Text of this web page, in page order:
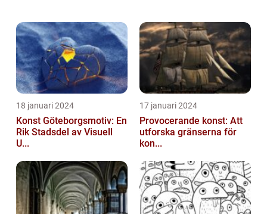
kommer vi att utforska och ge en grundlig
öv...
18 januari 2024
Konst Göteborgsmotiv: En
Rik Stadsdel av Visuell
U...
17 januari 2024
Provocerande konst: Att
utforska gränserna för
kon...